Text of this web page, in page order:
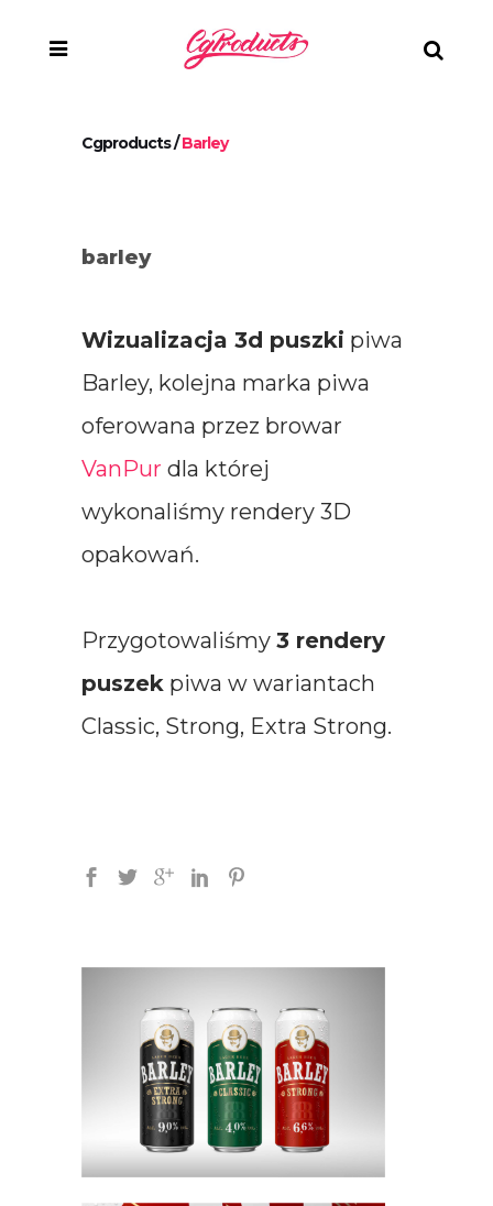
Cgproducts/Barley
barley
Wizualizacja 3d puszki piwa
Barley, kolejna marka piwa
oferowana przez browar
VanPur dla której
wykonaliśmy rendery 3D
opakowań.
Przygotowaliśmy 3 rendery
puszek piwa w wariantach
Classic, Strong, Extra Strong.